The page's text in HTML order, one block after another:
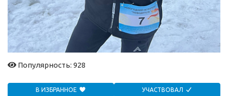
Популярность: 928
В ИЗБРАННОЕ УЧАСТВОВАЛ